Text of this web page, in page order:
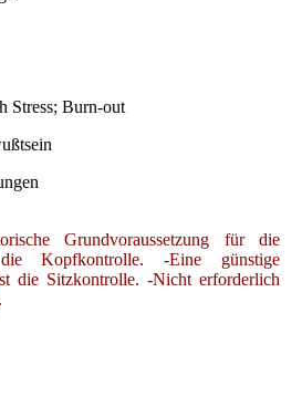
Stress; Burn-out
Grundvoraussetzung für die
Kopfkontrolle.
-Eine günstige
die Sitzkontrolle. -Nicht erforderlich